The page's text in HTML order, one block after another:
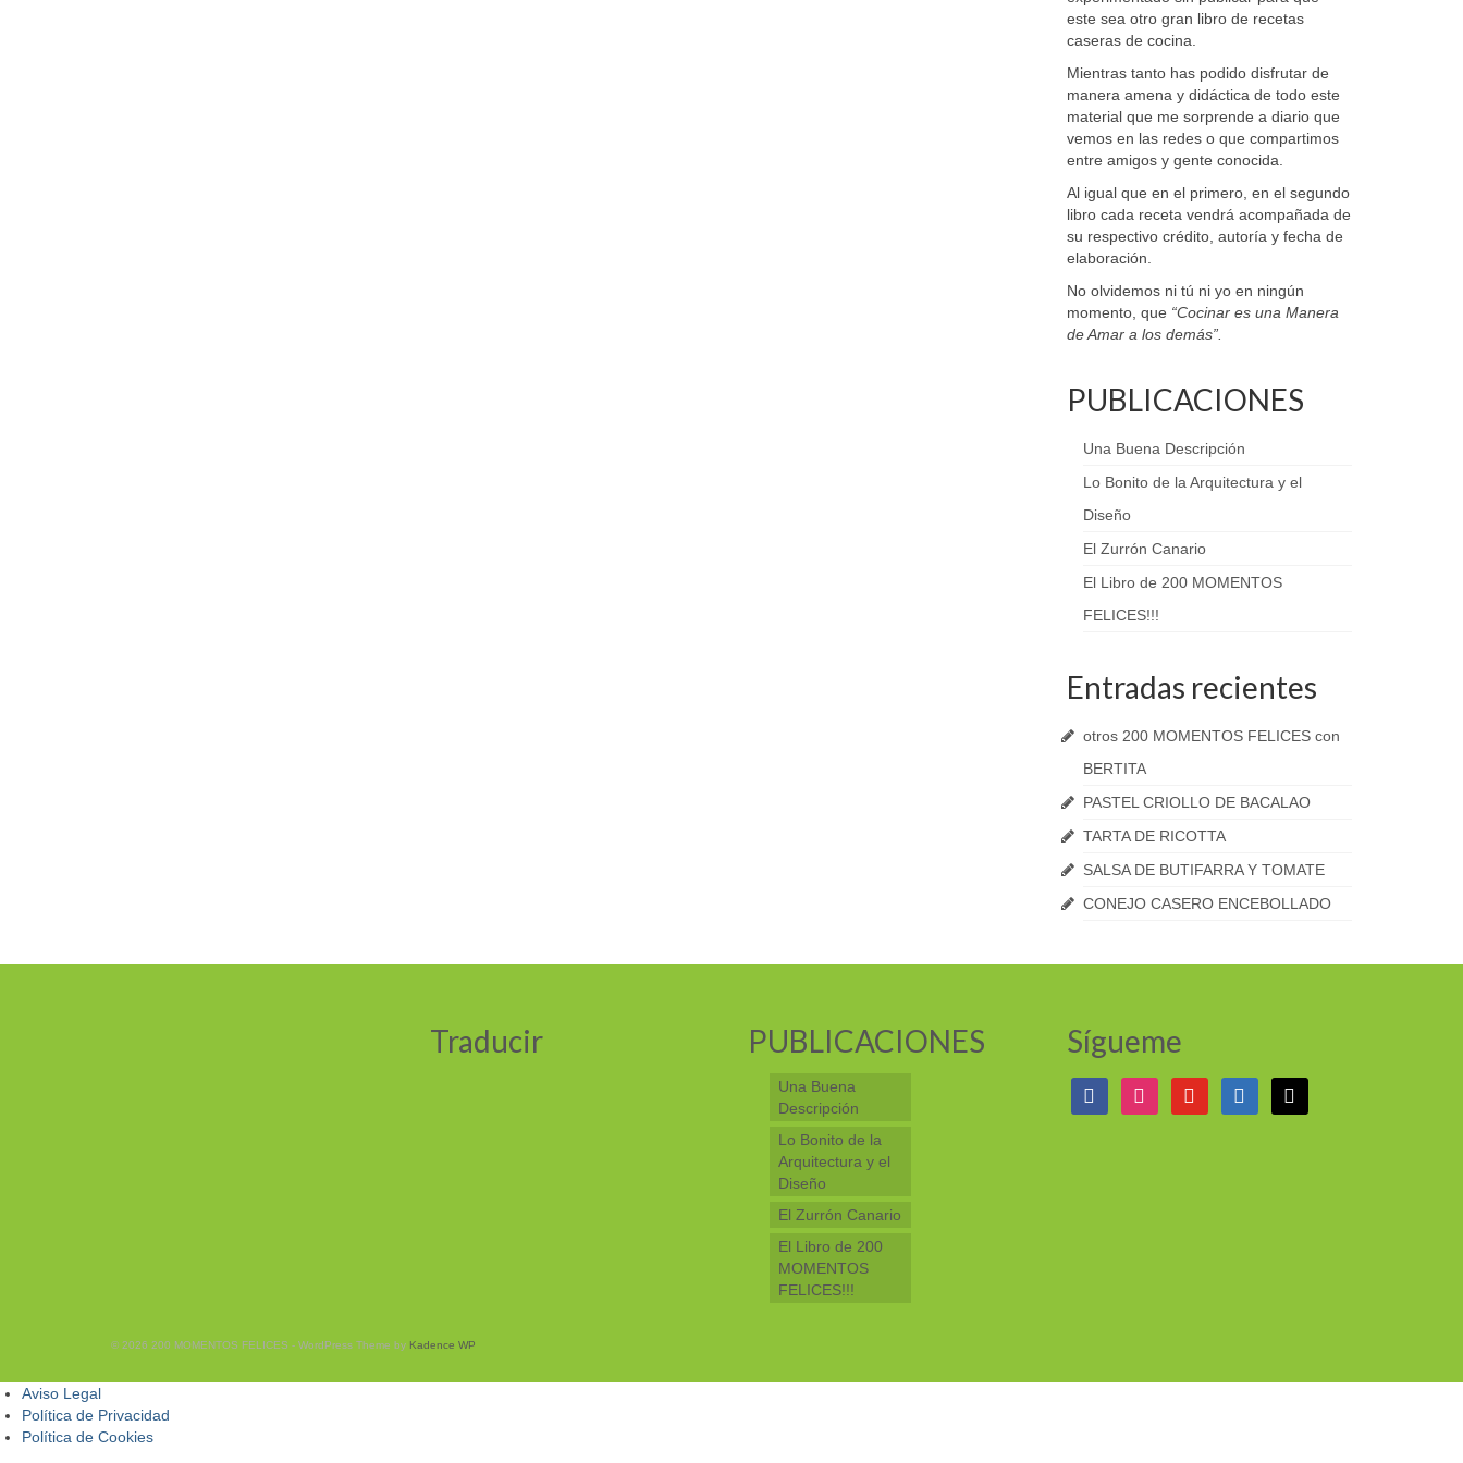
este sea otro gran libro de recetas
caseras de cocina.
Mientras tanto has podido disfrutar de
manera amena y didáctica de todo este
material que me sorprende a diario que
vemos en las redes o que compartimos
entre amigos y gente conocida.
Al igual que en el primero, en el segundo
libro cada receta vendrá acompañada de
su respectivo crédito, autoría y fecha de
elaboración.
No olvidemos ni tú ni yo en ningún
momento, que “Cocinar es una Manera
de Amar a los demás”.
PUBLICACIONES
Una Buena Descripción
Lo Bonito de la Arquitectura y el
Diseño
El Zurrón Canario
El Libro de 200 MOMENTOS
FELICES!!!
Entradas recientes
otros 200 MOMENTOS FELICES con
BERTITA
PASTEL CRIOLLO DE BACALAO
TARTA DE RICOTTA
SALSA DE BUTIFARRA Y TOMATE
CONEJO CASERO ENCEBOLLADO
Traducir PUBLICACIONES
Una Buena
Descripción
Lo Bonito de la
Arquitectura y el
Diseño
El Zurrón Canario
El Libro de 200
MOMENTOS
FELICES!!!
Sígueme
facebook instagramyoutube linkedin mail
© 2026 200 MOMENTOS FELICES - WordPress Theme by Kadence WP
Aviso Legal
Política de Privacidad
Política de Cookies